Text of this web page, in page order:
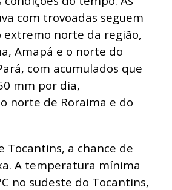
com trovoadas seguem
extremo norte da região,
Amapá e o norte do
com acumulados que
mm por dia,
norte de Roraima e do
Tocantins, a chance de
A temperatura mínima
no sudeste do Tocantins,